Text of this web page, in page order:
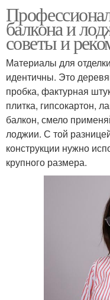
балкона и
советы и
Материалы для
идентичны. Это
пробка, фактурная
плитка, гипсокартон,
балкон, смело
лоджии. С той
конструкции нужно
крупного размера.